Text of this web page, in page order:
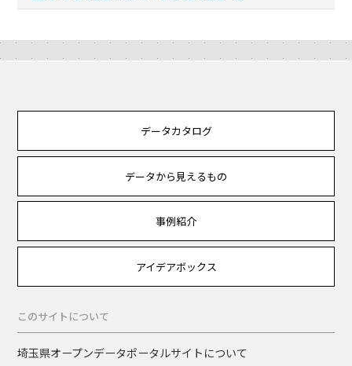
データカタログ
データから見えるもの
事例紹介
アイデアボックス
このサイトについて
埼玉県オープンデータポータルサイトについて